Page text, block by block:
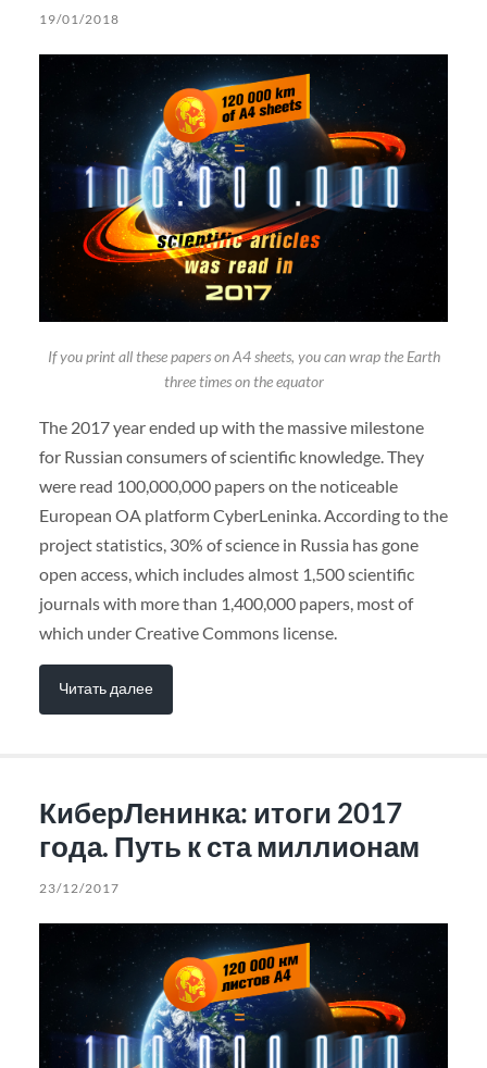
19/01/2018
If you print all these papers on A4 sheets, you can wrap the Earth
three times on the equator
The 2017 year ended up with the massive milestone
for Russian consumers of scientific knowledge. They
were read 100,000,000 papers on the noticeable
European OA platform CyberLeninka. According to the
project statistics, 30% of science in Russia has gone
open access, which includes almost 1,500 scientific
journals with more than 1,400,000 papers, most of
which under Creative Commons license.
Читать далее
КиберЛенинка: итоги 2017
года. Путь к ста миллионам
23/12/2017